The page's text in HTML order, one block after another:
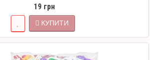
19 грн
КУПИТИ